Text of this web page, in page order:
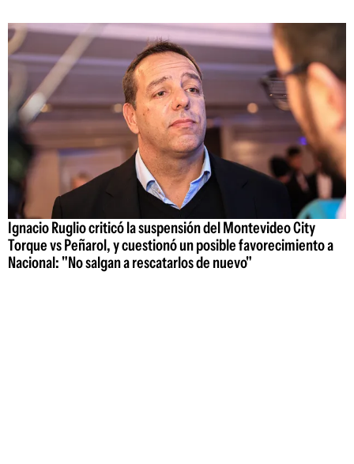
Ignacio Ruglio criticó la suspensión del Montevideo City
Torque vs Peñarol, y cuestionó un posible favorecimiento a
Nacional: "No salgan a rescatarlos de nuevo"